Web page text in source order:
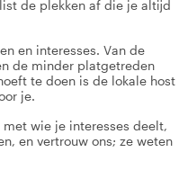
de plekken af die je altijd
en interesses. Van de
de minder platgetreden
te doen is de lokale host
je.
wie je interesses deelt,
en vertrouw ons; ze weten